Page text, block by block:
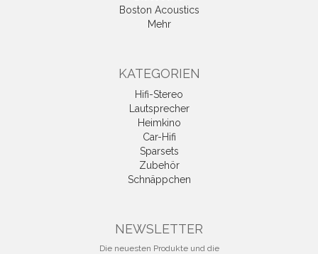
Boston Acoustics
Mehr
KATEGORIEN
Hifi-Stereo
Lautsprecher
Heimkino
Car-Hifi
Sparsets
Zubehör
Schnäppchen
NEWSLETTER
Die neuesten Produkte und die